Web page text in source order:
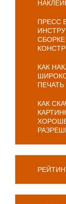
ПРЕСС
СБОРКЕ
КАК
ПЕЧАТЬ
КАК